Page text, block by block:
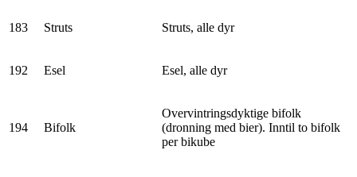
183 Struts Struts, alle dyr
192 Esel Esel, alle dyr
194 Bifolk
Overvintringsdyktige bifolk
(dronning med bier). Inntil to bifolk
per bikube